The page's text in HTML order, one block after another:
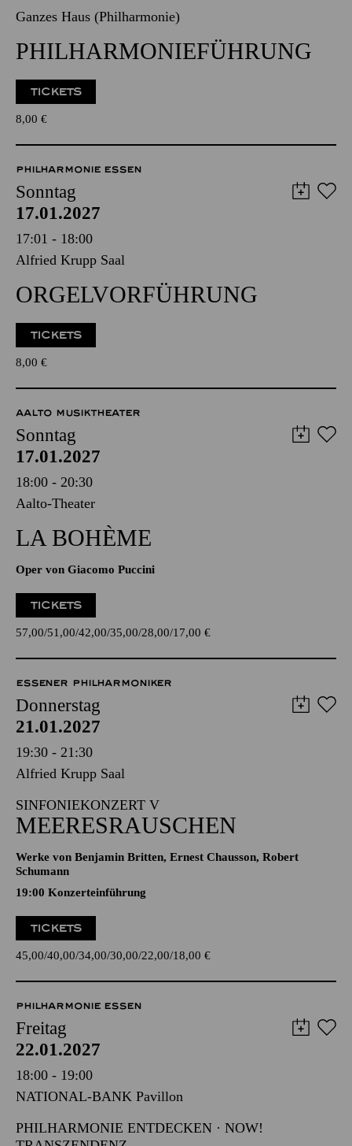
17.01.2027
17:00 - 18:00
PHILHARMONIE­FÜHRUNG
8,00 €
PHILHARMONIE ESSEN
Sonntag
17.01.2027
17:01 - 18:00
ORGEL­VORFÜHRUNG
8,00 €
AALTO MUSIKTHEATER
Sonntag
17.01.2027
18:00 - 20:30
Oper von Giacomo Puccini
57,00 51,00 42,00 35,00 28,00
ESSENER PHILHARMONIKER
Donnerstag
21.01.2027
19:30 - 21:30
Alfried Krupp Saal
SINFONIEKONZERT V
MEERESRAUSCHEN
Schumann
19:00 Konzerteinführung
45,00 40,00 34,00 30,00
PHILHARMONIE ESSEN
Freitag
22.01.2027
18:00 - 19:00